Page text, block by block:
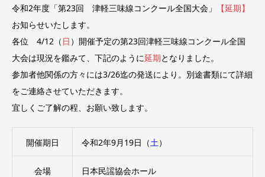
令和2年度「第23回 津軽三味線コンクール全国大会」
【延期】
お知らせいたします。
各位 4/12（ 日 ）開催予定の第23回津軽三味線コンクール全国
大会は現況を鑑みて、下記のように延期となりました。
参加者他関係の方々には3/26迄の発送により。別途書類にて詳細
をご連絡させていただきます。
宜しくご了解の程、お願い致します。
開催期日 令和2年9月19日（土）
会場 日本民謡協会ホール